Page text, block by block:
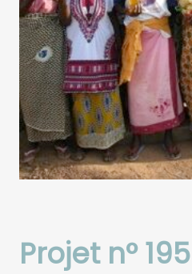
Projet n° 195